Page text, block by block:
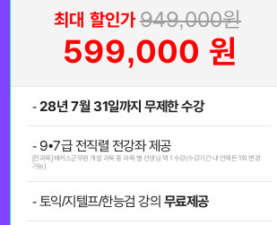
최대 할인가 949,000원
599,000 원
-28년 7월 31일까지 무제한 수강
- 9•7급 전직렬 전강좌 제공
[전과목] 해커스군무원 개설 과목 중 과목 별 선생님 택 1 수강(수강기간 내 언제든 1회 변경
가능)
- 토익/지텔프/한능검 강의무료제공